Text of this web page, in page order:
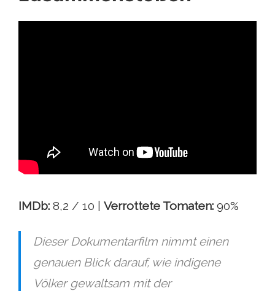
IMDb: 8,2 / 10 | Verrottete Tomaten: 90%
Dieser Dokumentarfilm nimmt einen
genauen Blick darauf, wie indigene
Völker gewaltsam mit der